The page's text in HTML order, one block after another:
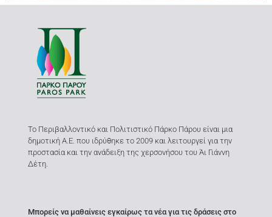
Το Περιβαλλοντικό και Πολιτιστικό Πάρκο Πάρου είναι μια
δημοτική Α.Ε. που ιδρύθηκε το 2009 και λειτουργεί για την
προστασία και την ανάδειξη της χερσονήσου του Άι Γιάννη
Δέτη.
Μπορείς να μαθαίνεις εγκαίρως τα νέα για τις δράσεις στο